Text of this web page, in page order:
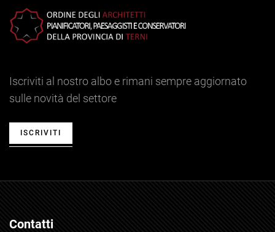
Iscriviti al nostro albo e rimani sempre aggiornato
sulle novità del settore
ISCRIVITI
Contatti